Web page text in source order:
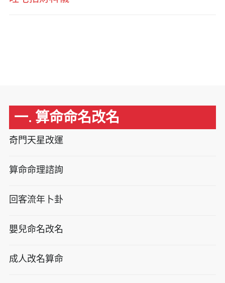
一. 算命命名改名
奇門天星改運
算命命理諮詢
回客流年卜卦
嬰兒命名改名
成人改名算命